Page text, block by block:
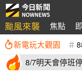
颱風來襲 焦點
新電玩大觀園
8/7明天會停班